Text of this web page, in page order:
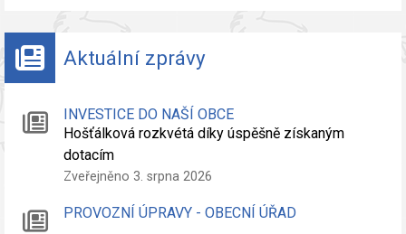
Aktuální zprávy
INVESTICE DO NAŠÍ OBCE
Hošťálková rozkvétá díky úspěšně získaným
dotacím
Zveřejněno 3. srpna 2026
PROVOZNÍ ÚPRAVY - OBECNÍ ÚŘAD